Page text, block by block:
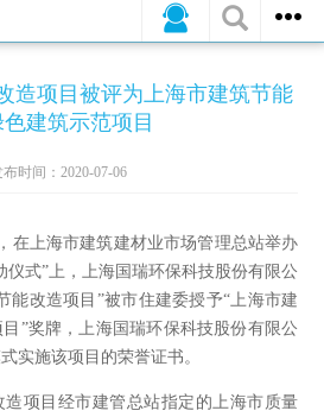
媒体报道
造项目被评为上海市建筑节能
建筑示范项目
布时间：2020-07-06
在上海市建筑建材业市场管理总站举办
仪式”上，上海国瑞环保科技股份有限公
能改造项目”被市住建委授予“上海市建
”奖牌，上海国瑞环保科技股份有限公
实施该项目的荣誉证书。
项目经市建管总站指定的上海市质量